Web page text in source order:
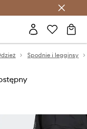
>
Spodnie i legginsy